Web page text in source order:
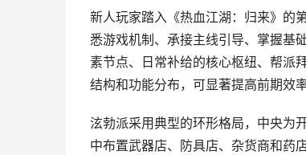
新人玩家踏入《热血江湖：归来》的
悉游戏机制、承接主线引导、掌握基
素节点、日常补给的核心枢纽、帮派
结构和功能分布，可显著提高前期效
泫勃派采用典型的环形格局，中央为
中布置武器店、防具店、杂货商和药